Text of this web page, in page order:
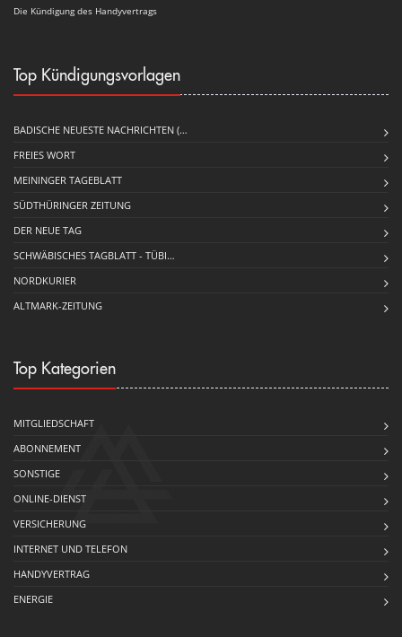
Die Kündigung des Handyvertrags
Top Kündigungsvorlagen
BADISCHE NEUESTE NACHRICHTEN (…
FREIES WORT
MEININGER TAGEBLATT
SÜDTHÜRINGER ZEITUNG
DER NEUE TAG
SCHWÄBISCHES TAGBLATT - TÜBI…
NORDKURIER
ALTMARK-ZEITUNG
Top Kategorien
MITGLIEDSCHAFT
ABONNEMENT
SONSTIGE
ONLINE-DIENST
VERSICHERUNG
INTERNET UND TELEFON
HANDYVERTRAG
ENERGIE